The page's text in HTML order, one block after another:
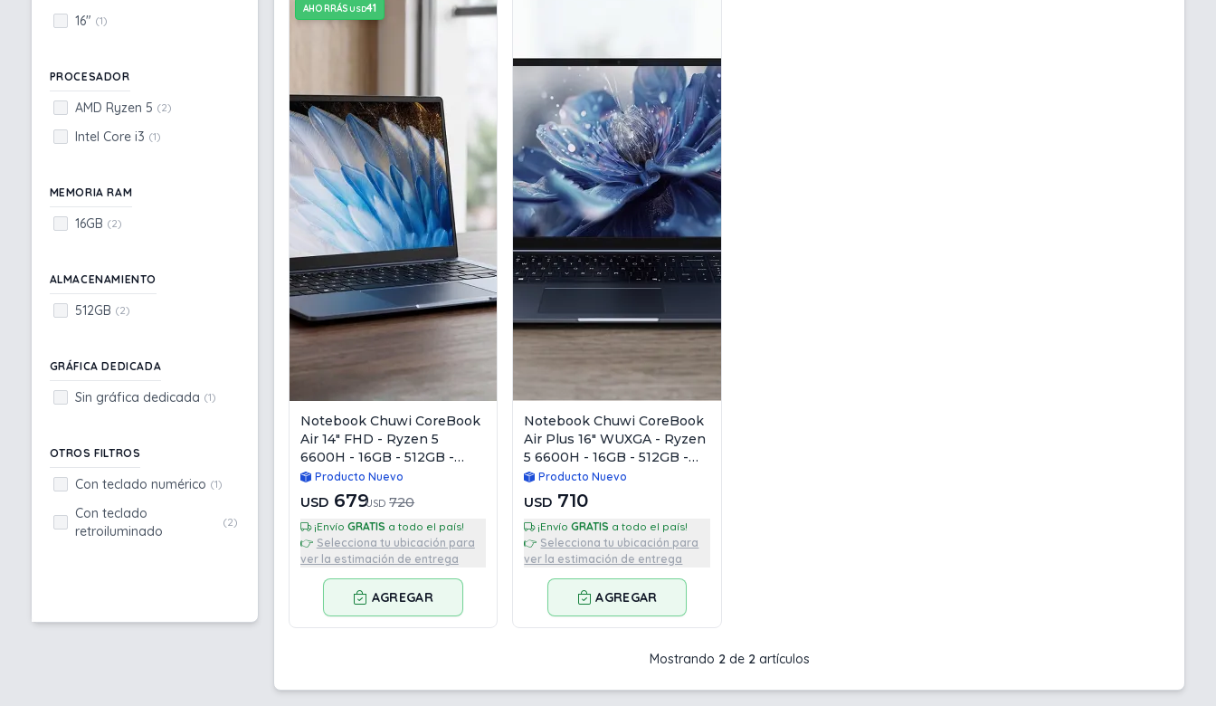
16" (1)
PROCESADOR
AMD Ryzen 5 (2)
Intel Core i3 (1)
MEMORIA RAM
16GB (2)
ALMACENAMIENTO
512GB (2)
GRÁFICA DEDICADA
Sin gráfica dedicada (1)
OTROS FILTROS
Con teclado numérico (1)
Con teclado
retroiluminado
(2)
AHORRÁS USD41
Notebook Chuwi CoreBook
Air 14" FHD - Ryzen 5
6600H - 16GB - 512GB -
Win11 Pro
Producto Nuevo
USD 679USD 720
¡Envío GRATIS
a todo el país!
👉 Selecciona tu ubicación para
ver la estimación de entrega
AGREGAR
Notebook Chuwi CoreBook
Air Plus 16" WUXGA - Ryzen
5 6600H - 16GB - 512GB -
Win11 Pro
Producto Nuevo
USD 710
¡EnvíoGRATIS
a todo el país!
👉 Selecciona tu ubicación para
ver la estimación de entrega
AGREGAR
Mostrando 2de 2artículos